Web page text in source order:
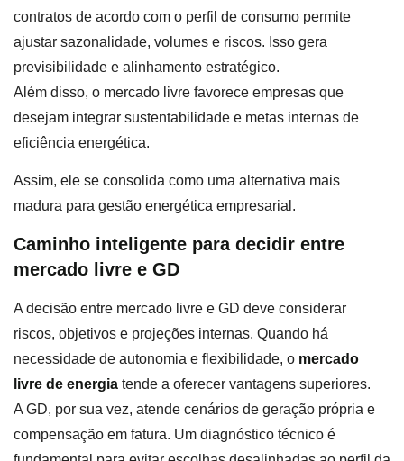
contratos de acordo com o perfil de consumo permite
ajustar sazonalidade, volumes e riscos. Isso gera
previsibilidade e alinhamento estratégico.
Além disso, o mercado livre favorece empresas que
desejam integrar sustentabilidade e metas internas de
eficiência energética.
Assim, ele se consolida como uma alternativa mais
madura para gestão energética empresarial.
Caminho inteligente para decidir entre
mercado livre e GD
A decisão entre mercado livre e GD deve considerar
riscos, objetivos e projeções internas. Quando há
necessidade de autonomia e flexibilidade, o mercado
livre de energia tende a oferecer vantagens superiores.
A GD, por sua vez, atende cenários de geração própria e
compensação em fatura. Um diagnóstico técnico é